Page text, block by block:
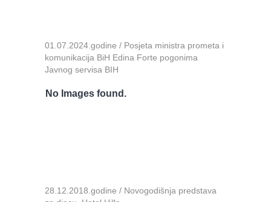
01.07.2024.godine / Posjeta ministra prometa i
komunikacija BiH Edina Forte pogonima
Javnog servisa BIH
No Images found.
28.12.2018.godine / Novogodišnja predstava